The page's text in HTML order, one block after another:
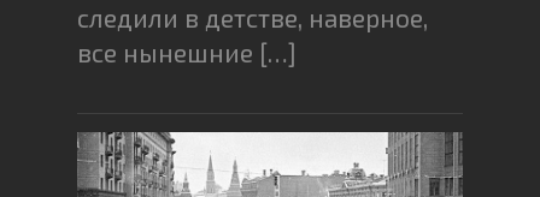
следили в детстве, наверное,
все нынешние […]